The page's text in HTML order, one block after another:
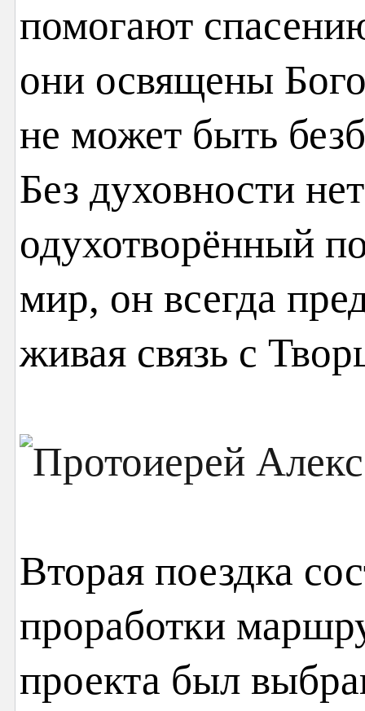
помогают
они освящены
не может быть
Без духовности
одухотворённый
мир, он всегда
живая связь с
Вторая поездка
проработки
проекта был